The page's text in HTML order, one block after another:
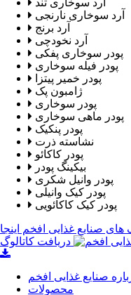
آرد سوخاری تند
آرد سوخاری نارنجی
آرد برنج
آرد نخودچی
پودر سوخاری پفکی
پودر فیله سوخاری
پودر خمیر پیتزا
ژامبون پک
پودر سوخاری
پودر ماهی سوخاری
پودر پنکیک
نشاسته ذرت
پودر کاکائو
بیکینگ پودر
پودر وانیل شکری
پودر کیک وانیلی
پودر کیک کاکائویی
صنایع غذایی افخم اینجا
دریافت کاتالوگ
صنایع غذایی افخم
محصولات